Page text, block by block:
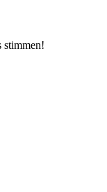
stimmen!